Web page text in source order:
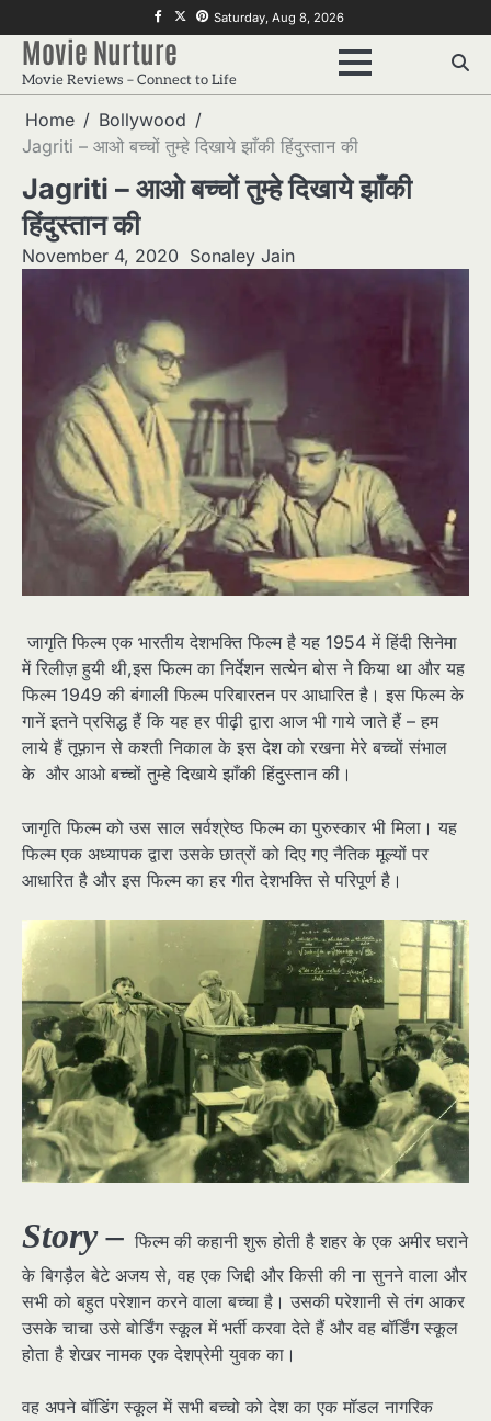
to
content
f twitterpinterest
Saturday, Aug 8, 2026
Movie Nurture
Movie Reviews – Connect to Life
Home
Bollywood
Jagriti – आओ बच्चों तुम्हे दिखाये झाँकी हिंदुस्तान की
Jagriti – आओ बच्चों तुम्हे दिखाये झाँकी
हिंदुस्तान की
November 4, 2020 Sonaley Jain
जागृति फिल्म एक भारतीय देशभक्ति फिल्म है यह 1954 में हिंदी सिनेमा
में रिलीज़ हुयी थी,इस फिल्म का निर्देशन सत्येन बोस ने किया था और यह
फिल्म 1949 की बंगाली फिल्म परिबारतन पर आधारित है। इस फिल्म के
गानें इतने प्रसिद्ध हैं कि यह हर पीढ़ी द्वारा आज भी गाये जाते हैं – हम
लाये हैं तूफ़ान से कश्ती निकाल के इस देश को रखना मेरे बच्चों संभाल
के और आओ बच्चों तुम्हे दिखाये झाँकी हिंदुस्तान की।
जागृति फिल्म को उस साल सर्वश्रेष्ठ फिल्म का पुरुस्कार भी मिला। यह
फिल्म एक अध्यापक द्वारा उसके छात्रों को दिए गए नैतिक मूल्यों पर
आधारित है और इस फिल्म का हर गीत देशभक्ति से परिपूर्ण है।
Story – फिल्म की कहानी शुरू होती है शहर के एक अमीर घराने
के बिगड़ैल बेटे अजय से, वह एक जिद्दी और किसी की ना सुनने वाला और
सभी को बहुत परेशान करने वाला बच्चा है। उसकी परेशानी से तंग आकर
उसके चाचा उसे बोर्डिंग स्कूल में भर्ती करवा देते हैं और वह बॉर्डिंग स्कूल
होता है शेखर नामक एक देशप्रेमी युवक का।
वह अपने बॉडिंग स्कूल में सभी बच्चो को देश का एक मॉडल नागरिक